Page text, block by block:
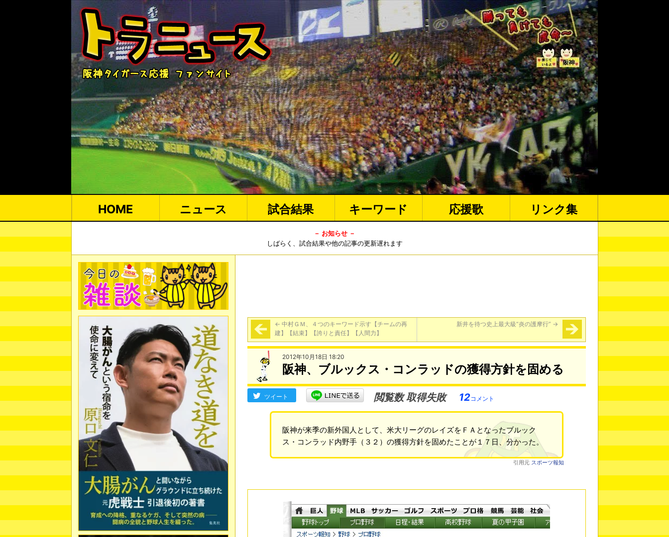
HOME ニュース 試合結果 キーワード 応援歌 リンク集
－ お知らせ －
しばらく、試合結果や他の記事の更新遅れます
← 中村ＧＭ、４つのキーワード示す【チームの再
建】【結束】【誇りと責任】【人間力】
新井を待つ史上最大級“炎の護摩行” →
2012年10月18日 18:20
阪神、ブルックス・コンラッドの獲得方針を固める
ツイート 閲覧数 取得失敗 12コメント
阪神が来季の新外国人として、米大リーグのレイズをＦＡとなったブルック
ス・コンラッド内野手（３２）の獲得方針を固めたことが１７日、分かった。
引用元 スポーツ報知